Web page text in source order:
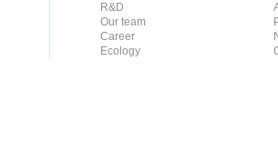
R&D
Our team
Career
Ecology